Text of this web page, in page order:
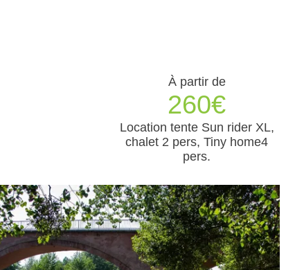
À partir de
260€
Location tente Sun rider XL,
chalet 2 pers, Tiny home4
pers.